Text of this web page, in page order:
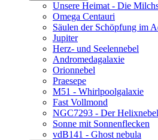
Unsere Heimat - Die
Omega Centauri
Säulen der Schöpfung im
Jupiter
Herz- und Seelennebel
Andromedagalaxie
Orionnebel
Praesepe
M51 - Whirlpoolgalaxie
Fast Vollmond
NGC7293 - Der Helixnebel
Sonne mit Sonnenflecken
vdB141 - Ghost nebula